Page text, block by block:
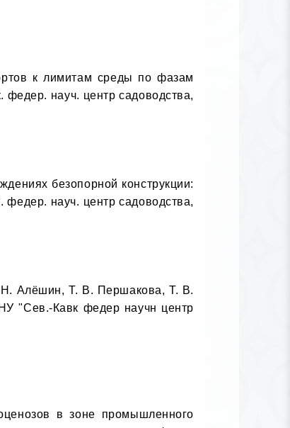
к лимитам среды по фазам
науч. центр садоводства,
безопорной конструкции:
науч. центр садоводства,
Н. Алёшин, Т. В. Першакова, Т. В.
"Сев.-Кавк федер научн центр
в зоне промышленного